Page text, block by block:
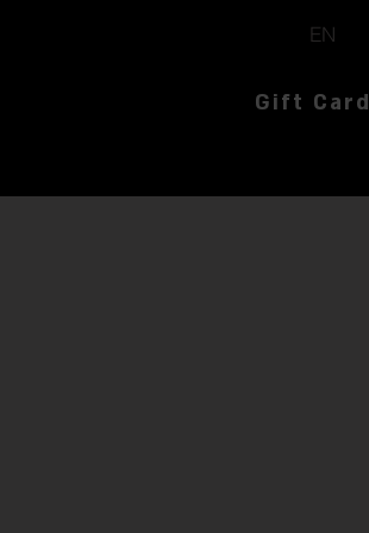
EN
Gift Card